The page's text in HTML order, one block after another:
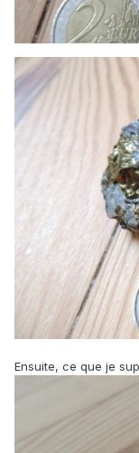
Ensuite, ce que je